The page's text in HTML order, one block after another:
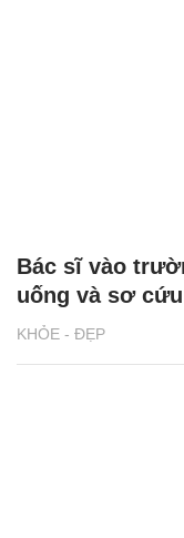
KHỎE - ĐẸP
Bác sĩ vào
uống và sơ